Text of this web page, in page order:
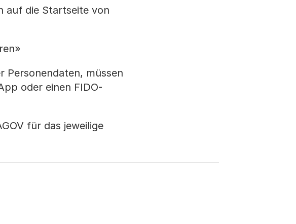
auf die Startseite von
Personendaten, müssen
oder einen FIDO-
für das jeweilige